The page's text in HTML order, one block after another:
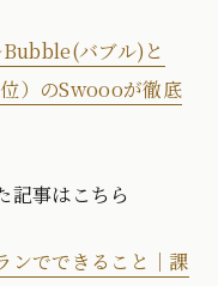
バブル)と
）のSwoooが徹底
事はこちら
ンでできること｜課